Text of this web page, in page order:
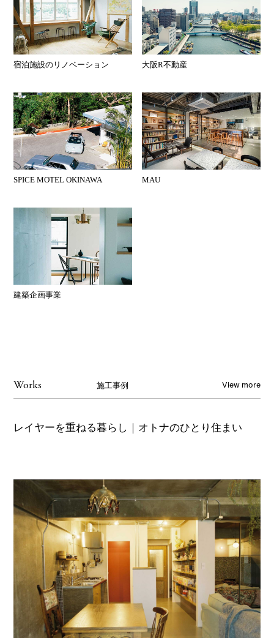
宿泊施設のリノベーション 大阪R不動産
SPICE MOTEL OKINAWA MAU
建築企画事業
Works 施工事例 View more
レイヤーを重ねる暮らし｜オトナのひとり住まい